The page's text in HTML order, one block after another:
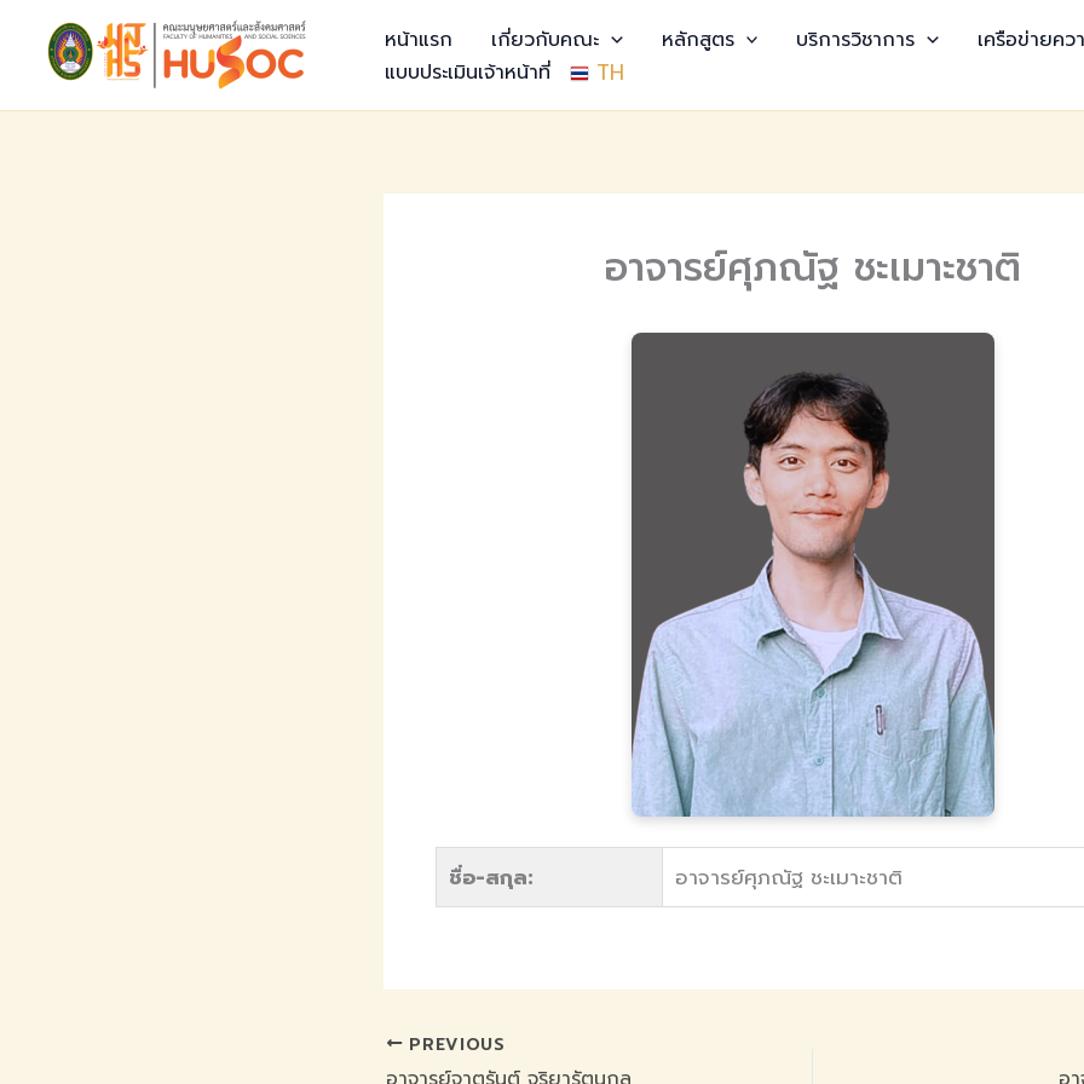
content
หน้าแรก เกี่ยวกับคณะ หลักสูตร บริการวิชาการ
เครือข่ายคว
แบบประเมินเจ้าหน้าที่
TH
อาจารย์ศุภณัฐ ชะเมาะชาติ
ชื่อ-สกุล: อาจารย์ศุภณัฐ ชะเมาะชาติ
PREVIOUS